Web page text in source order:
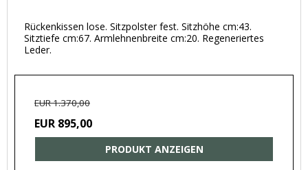
Rückenkissen lose. Sitzpolster fest. Sitzhöhe cm:43.
Sitztiefe cm:67. Armlehnenbreite cm:20. Regeneriertes
Leder.
EUR 1.370,00
EUR 895,00
PRODUKT ANZEIGEN